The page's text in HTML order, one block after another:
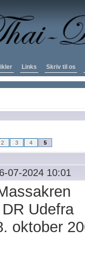
Links Skriv til os
2 3 4 5
07-2024 10:01
Udefra
oktober